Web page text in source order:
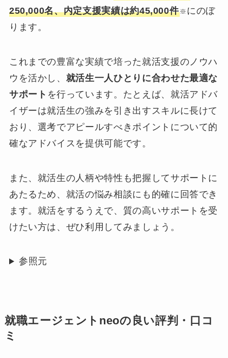
250,000名、内定支援実績は約45,000件 ※ にのぼ
ります。
これまでの豊富な実績で培った就活支援のノウハ
ウを活かし、 就活生一人ひとりに合わせた最適な
サポート を行っています。たとえば、就活アドバ
イザーは就活生の強みを引き出すスキルに長けて
おり、選考でアピールすべきポイントについて的
確なアドバイスを提供可能です。
また、就活生の人柄や特性も把握してサポートに
あたるため、就活の悩み相談にも的確に回答でき
ます。就活をするうえで、質の高いサポートを受
けたい方は、ぜひ利用してみましょう。
参照元
就職エージェントneoの良い評判・口コ
ミ